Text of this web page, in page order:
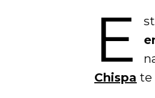
E
Chispa te